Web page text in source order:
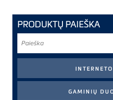
PRODUKTŲ PAIEŠKA